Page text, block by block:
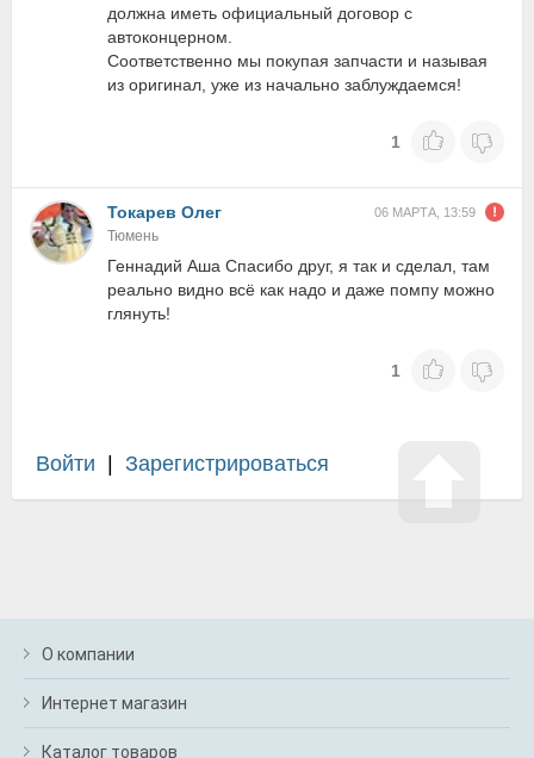
должна иметь официальный договор с
автоконцерном.
Соответственно мы покупая запчасти и называя
из оригинал, уже из начально заблуждаемся!
1
Токарев Олег 06 МАРТА, 13:59
Тюмень
Геннадий Аша Спасибо друг, я так и сделал, там
реально видно всё как надо и даже помпу можно
глянуть!
1
Войти Зарегистрироваться
О компании
Интернет магазин
Каталог товаров